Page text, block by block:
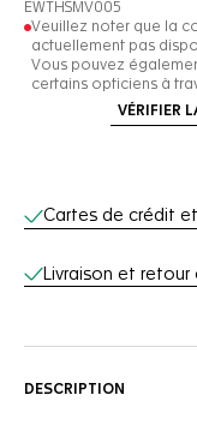
EWTHSMV005
Veuillez noter que la
actuellement pas
Vous pouvez
certains opticiens à
VÉRIFIER
Services
Cartes de crédit et
Livraison et
DESCRIPTION